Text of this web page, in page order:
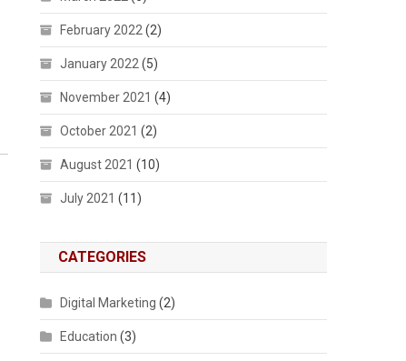
February 2022 (2)
January 2022 (5)
November 2021 (4)
October 2021 (2)
August 2021 (10)
July 2021 (11)
CATEGORIES
Digital Marketing (2)
Education (3)